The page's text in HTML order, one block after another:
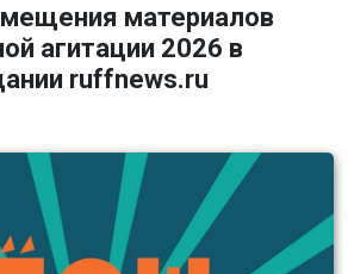
материалов
агитации 2026 в
ruffnews.ru